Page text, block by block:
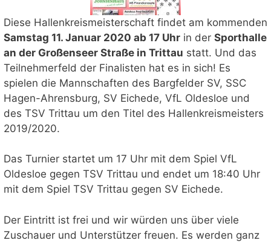
Diese Hallenkreismeisterschaft findet am kommenden
Samstag 11. Januar 2020 ab 17 Uhr in der Sporthalle
an der Großenseer Straße in Trittau statt. Und das
Teilnehmerfeld der Finalisten hat es in sich! Es
spielen die Mannschaften des Bargfelder SV, SSC
Hagen-Ahrensburg, SV Eichede, VfL Oldesloe und
des TSV Trittau um den Titel des Hallenkreismeisters
2019/2020.
Das Turnier startet um 17 Uhr mit dem Spiel VfL
Oldesloe gegen TSV Trittau und endet um 18:40 Uhr
mit dem Spiel TSV Trittau gegen SV Eichede.
Der Eintritt ist frei und wir würden uns über viele
Zuschauer und Unterstützer freuen. Es werden ganz